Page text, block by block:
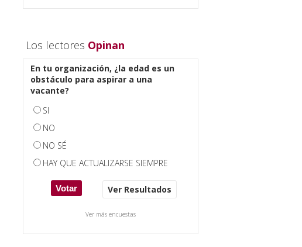
Los lectores Opinan
En tu organización, ¿la edad es un
obstáculo para aspirar a una
vacante?
SI
NO
NO SÉ
HAY QUE ACTUALIZARSE SIEMPRE
Ver Resultados
Ver más encuestas